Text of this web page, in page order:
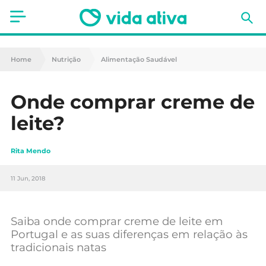
Saúde
Nutrição
Animais de Estimação
Home Nutrição Alimentação Saudável
Onde comprar creme de
leite?
Rita Mendo
11 Jun, 2018
Saiba onde comprar creme de leite em
Portugal e as suas diferenças em relação às
tradicionais natas